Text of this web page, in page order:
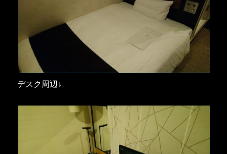
デスク周辺↓